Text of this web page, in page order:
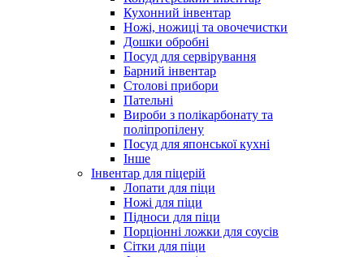
Кухонний інвентар
Ножі, ножиці та овочечистки
Дошки обробні
Посуд для сервірування
Барний інвентар
Столові прибори
Пательні
Вироби з полікарбонату та
поліпропілену
Посуд для японської кухні
Інше
Інвентар для піцерій
Лопати для піци
Ножі для піци
Підноси для піци
Порціонні ложки для соусів
Сітки для піци